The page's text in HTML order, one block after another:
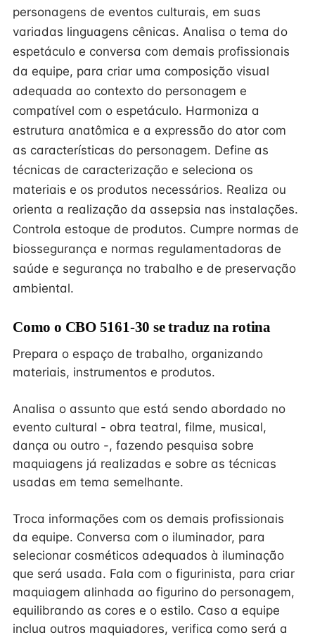
personagens de eventos culturais, em suas
variadas linguagens cênicas. Analisa o tema do
espetáculo e conversa com demais profissionais
da equipe, para criar uma composição visual
adequada ao contexto do personagem e
compatível com o espetáculo. Harmoniza a
estrutura anatômica e a expressão do ator com
as características do personagem. Define as
técnicas de caracterização e seleciona os
materiais e os produtos necessários. Realiza ou
orienta a realização da assepsia nas instalações.
Controla estoque de produtos. Cumpre normas de
biossegurança e normas regulamentadoras de
saúde e segurança no trabalho e de preservação
ambiental.
Como o CBO 5161-30 se traduz na rotina
Prepara o espaço de trabalho, organizando
materiais, instrumentos e produtos.
Analisa o assunto que está sendo abordado no
evento cultural - obra teatral, filme, musical,
dança ou outro -, fazendo pesquisa sobre
maquiagens já realizadas e sobre as técnicas
usadas em tema semelhante.
Troca informações com os demais profissionais
da equipe. Conversa com o iluminador, para
selecionar cosméticos adequados à iluminação
que será usada. Fala com o figurinista, para criar
maquiagem alinhada ao figurino do personagem,
equilibrando as cores e o estilo. Caso a equipe
inclua outros maquiadores, verifica como será a